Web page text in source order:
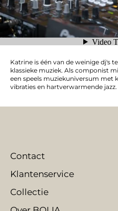
Katrine is één van de weinige dj's
klassieke muziek. Als componist
een speels muziekuniversum met
vibraties en hartverwarmende jazz.
Contact
Klantenservice
Collectie